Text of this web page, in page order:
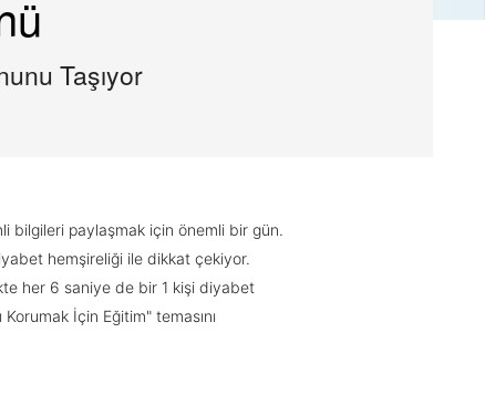
Taşıyor
bilgileri paylaşmak için önemli bir gün.
hemşireliği ile dikkat çekiyor.
her 6 saniye de bir 1 kişi diyabet
İçin Eğitim" temasını